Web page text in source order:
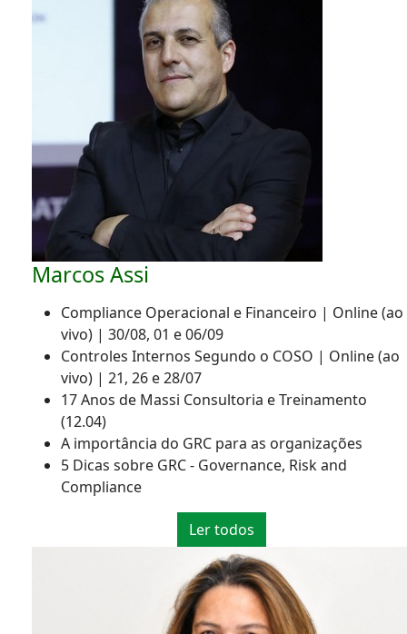
Marcos Assi
Compliance Operacional e Financeiro | Online (ao
vivo) | 30/08, 01 e 06/09
Controles Internos Segundo o COSO | Online (ao
vivo) | 21, 26 e 28/07
17 Anos de Massi Consultoria e Treinamento
(12.04)
A importância do GRC para as organizações
5 Dicas sobre GRC - Governance, Risk and
Compliance
Ler todos